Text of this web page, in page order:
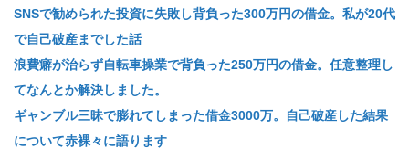
SNSで勧められた投資に失敗し背負った300万円の借金。私が20代
で自己破産までした話
浪費癖が治らず自転車操業で背負った250万円の借金。任意整理し
てなんとか解決しました。
ギャンブル三昧で膨れてしまった借金3000万。自己破産した結果
について赤裸々に語ります